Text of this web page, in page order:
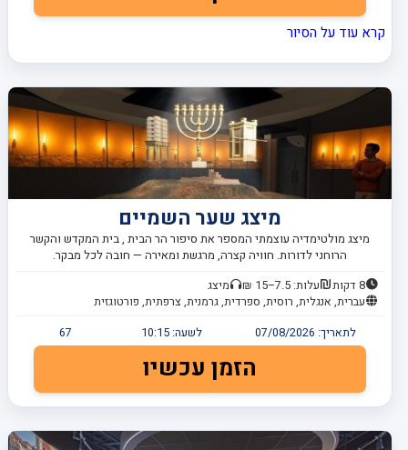
קרא עוד על הסיור
מיצג שער השמיים
מיצג מולטימדיה עוצמתי המספר את סיפור הר הבית , בית המקדש והקשר
הרוחני לדורות. חוויה קצרה, מרגשת ומאירה — חובה לכל מבקר.
8 דקות עלות: 7.5–15 ₪
מיצג
עברית, אנגלית, רוסית, ספרדית, גרמנית, צרפתית, פורטוגזית
לתאריך: 07/08/2026 לשעה:10:15
67
הזמן עכשיו